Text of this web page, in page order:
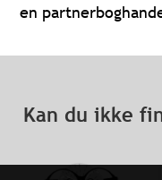
en
Kan du ikke